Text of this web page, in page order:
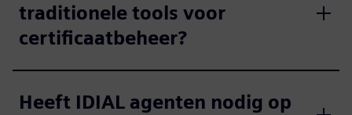
traditionele tools voor
certificaatbeheer?
Heeft IDIAL agenten nodig op